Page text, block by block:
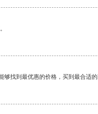
找到最优惠的价格，买到最合适的